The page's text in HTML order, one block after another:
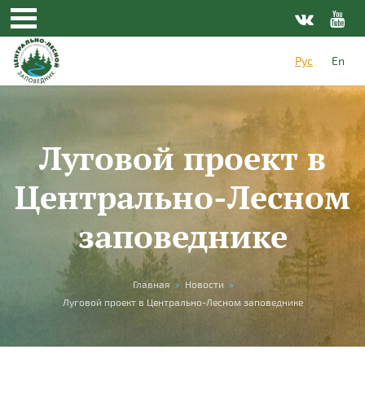
Перейти к основному содержанию
Рус
En
Луговой проект в
Центрально-Лесном
заповеднике
Вы здесь Главная » Новости »
Луговой проект в Центрально-Лесном заповеднике